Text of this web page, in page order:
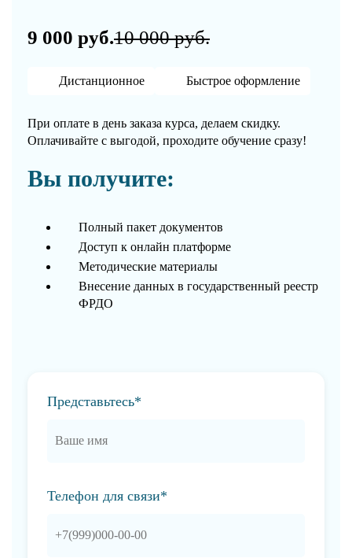
9 000 руб.10 000 руб.
Дистанционное Быстрое оформление
При оплате в день заказа курса, делаем скидку.
Оплачивайте с выгодой, проходите обучение сразу!
Вы получите:
Полный пакет документов
Доступ к онлайн платформе
Методические материалы
Внесение данных в государственный реестр
ФРДО
Представьтесь*
Телефон для связи*